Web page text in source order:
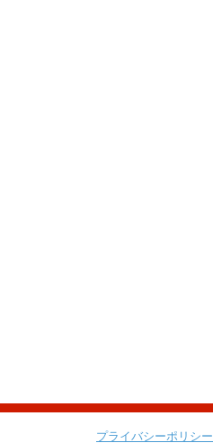
プライバシーポリシー